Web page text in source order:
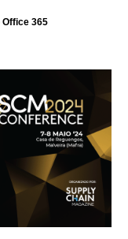
Office 365